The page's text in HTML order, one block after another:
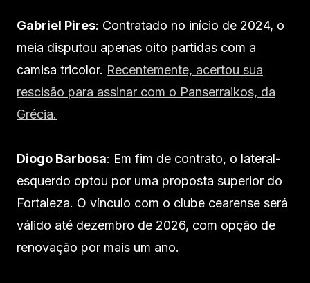
Gabriel Pires: Contratado no início de 2024, o
meia disputou apenas oito partidas com a
camisa tricolor. Recentemente, acertou sua
rescisão para assinar com o Panserraikos, da
Grécia.
Diogo Barbosa: Em fim de contrato, o lateral-
esquerdo optou por uma proposta superior do
Fortaleza. O vínculo com o clube cearense será
válido até dezembro de 2026, com opção de
renovação por mais um ano.